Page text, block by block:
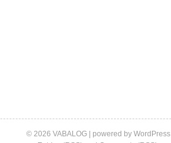
© 2026 VABALOG | powered by WordPress